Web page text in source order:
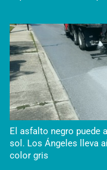
El asfalto negro puede
sol. Los Ángeles lleva
color gris